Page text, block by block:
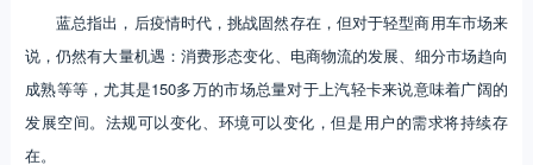
蓝总指出，后疫情时代，挑战固然存在，但对于轻型商用车市场来
说，仍然有大量机遇：消费形态变化、电商物流的发展、细分市场趋向
成熟等等，尤其是150多万的市场总量对于上汽轻卡来说意味着广阔的
发展空间。法规可以变化、环境可以变化，但是用户的需求将持续存
在。